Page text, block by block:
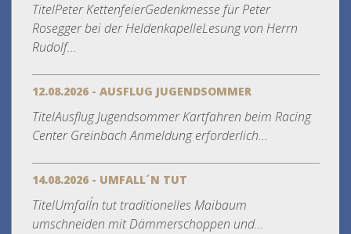
TitelPeter KettenfeierGedenkmesse für Peter
Rosegger bei der HeldenkapelleLesung von Herrn
Rudolf...
12.08.2026 - AUSFLUG JUGENDSOMMER
TitelAusflug Jugendsommer Kartfahren beim Racing
Center Greinbach Anmeldung erforderlich...
14.08.2026 - UMFALL´N TUT
TitelUmfall´n tut traditionelles Maibaum
umschneiden mit Dämmerschoppen und...